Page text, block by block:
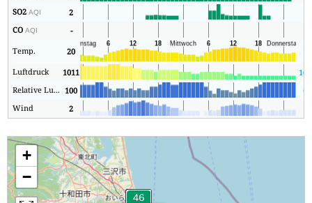
SO2AQI 2
COAQI -
Temp.
20
15
Luftdruck
1011
Relative Luftfeuchtigkeit 100
68
Wind
2
+
−